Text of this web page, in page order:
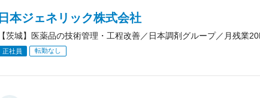
日本ジェネリック株式会社
【茨城】医薬品の技術管理・工程改善／日本調剤グループ／月残業
正社員 転勤なし